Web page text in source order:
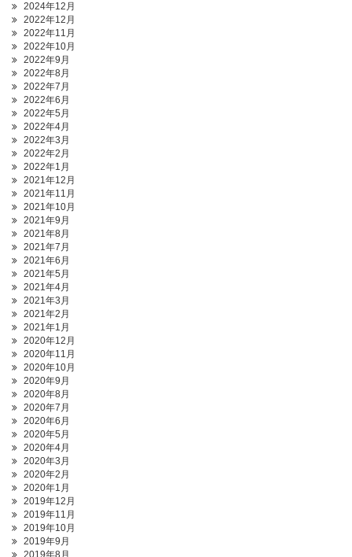
2024年12月
2022年12月
2022年11月
2022年10月
2022年9月
2022年8月
2022年7月
2022年6月
2022年5月
2022年4月
2022年3月
2022年2月
2022年1月
2021年12月
2021年11月
2021年10月
2021年9月
2021年8月
2021年7月
2021年6月
2021年5月
2021年4月
2021年3月
2021年2月
2021年1月
2020年12月
2020年11月
2020年10月
2020年9月
2020年8月
2020年7月
2020年6月
2020年5月
2020年4月
2020年3月
2020年2月
2020年1月
2019年12月
2019年11月
2019年10月
2019年9月
2019年8月